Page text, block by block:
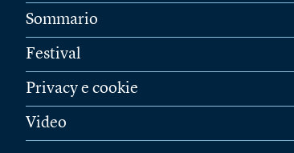
Sommario
Festival
Privacy e cookie
Video